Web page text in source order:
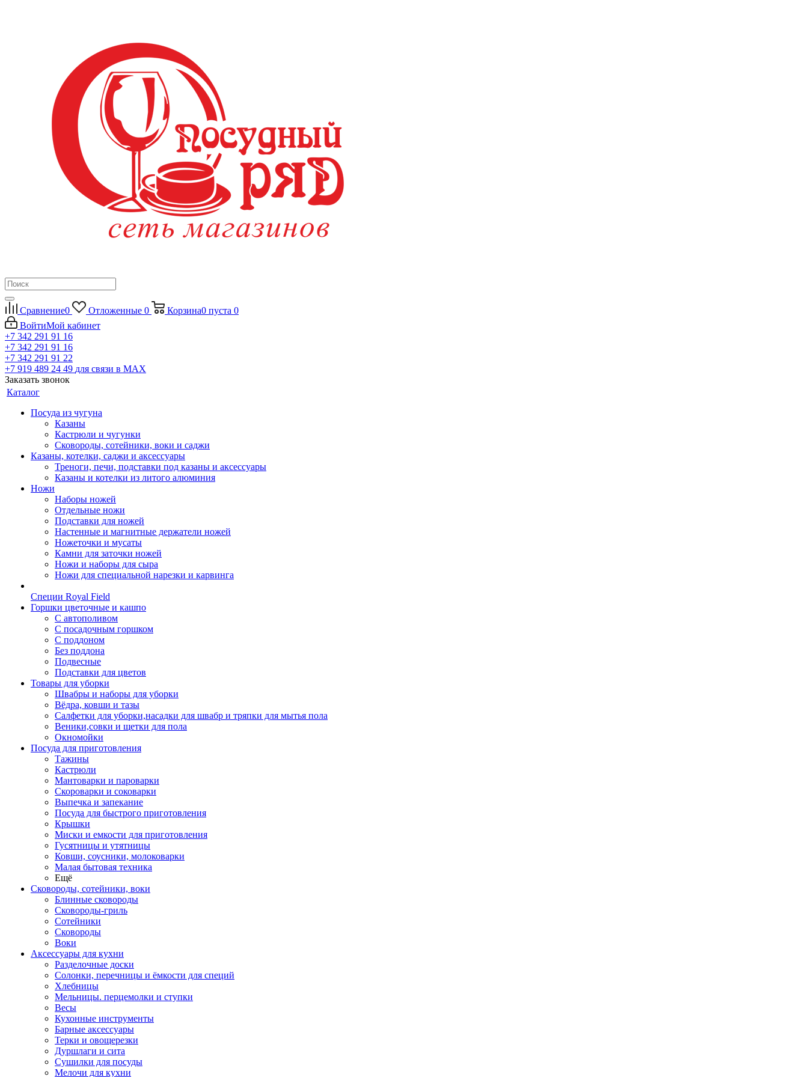
Сравнение0 Отложенные 0 Корзина0 пуста 0
ВойтиМой кабинет
+7 342 291 91 16
+7 342 291 91 16
+7 342 291 91 22
+7 919 489 24 49 для связи в МАХ
Заказать звонок
Каталог
Посуда из чугуна
Казаны
Кастрюли и чугунки
Сковороды, сотейники, воки и саджи
Казаны, котелки, саджи и аксессуары
Треноги, печи, подставки под казаны и аксессуары
Казаны и котелки из литого алюминия
Ножи
Наборы ножей
Отдельные ножи
Подставки для ножей
Настенные и магнитные держатели ножей
Ножеточки и мусаты
Камни для заточки ножей
Ножи и наборы для сыра
Ножи для специальной нарезки и карвинга
Специи Royal Field
Горшки цветочные и кашпо
С автополивом
С посадочным горшком
С поддоном
Без поддона
Подвесные
Подставки для цветов
Товары для уборки
Швабры и наборы для уборки
Вёдра, ковши и тазы
Салфетки для уборки,насадки для швабр и тряпки для мытья пола
Веники,совки и щетки для пола
Окномойки
Посуда для приготовления
Тажины
Кастрюли
Мантоварки и пароварки
Скороварки и соковарки
Выпечка и запекание
Посуда для быстрого приготовления
Крышки
Миски и емкости для приготовления
Гусятницы и утятницы
Ковши, соусники, молоковарки
Малая бытовая техника
Ещё
Сковороды, сотейники, воки
Блинные сковороды
Сковороды-гриль
Сотейники
Сковороды
Воки
Аксессуары для кухни
Разделочные доски
Солонки, перечницы и ёмкости для специй
Хлебницы
Мельницы. перцемолки и ступки
Весы
Кухонные инструменты
Барные аксессуары
Терки и овощерезки
Дуршлаги и сита
Сушилки для посуды
Мелочи для кухни